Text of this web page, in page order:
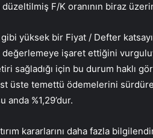
F/K oranının biraz
yüksek bir Fiyat / Defter
işaret ettiğini
sağladığı için bu durum haklı
üste temettü ödemelerini
%1,29’dur.
kararlarını daha fazla